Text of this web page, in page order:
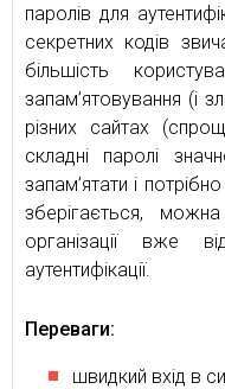
паролів для
секретних кодів
більшість
запам’ятовування (і
різних сайтах
складні паролі
запам’ятати і
зберігається,
організації вже
аутентифікації.
Переваги:
швидкий вхід в